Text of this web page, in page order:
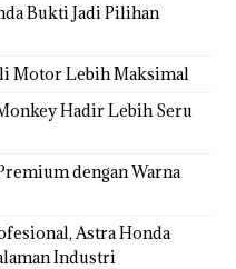
Bukti Jadi Pilihan
Motor Lebih Maksimal
Hadir Lebih Seru
dengan Warna
Astra Honda
Industri